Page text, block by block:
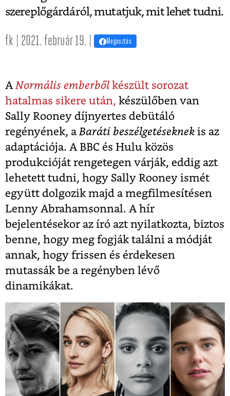
szereplőgárdáról, mutatjuk, mit lehet tudni.
fk | 2021. február 19. | Megosztás
ANormális emberből készült sorozat
hatalmas sikere után, készülőben van
Sally Rooney díjnyertes debütáló
regényének, aBaráti beszélgetéseknek is az
adaptációja. A BBC és Hulu közös
produkcióját rengetegen várják, eddig azt
lehetett tudni, hogy Sally Rooney ismét
együtt dolgozik majd a megfilmesítésen
Lenny Abrahamsonnal. A hír
bejelentésekor az író azt nyilatkozta, biztos
benne, hogy meg fogják találni a módját
annak, hogy frissen és érdekesen
mutassák be a regényben lévő
dinamikákat.